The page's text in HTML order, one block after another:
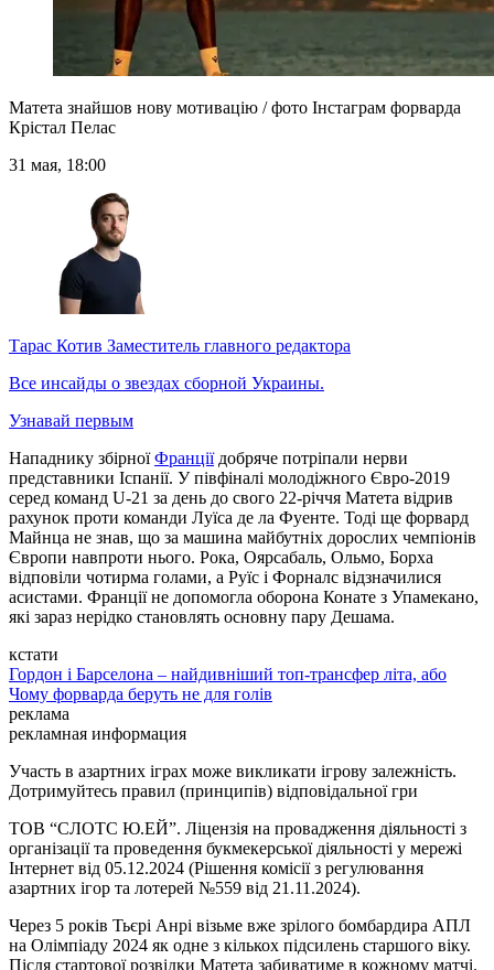
Матета знайшов нову мотивацію / фото Інстаграм форварда
Крістал Пелас
31 мая, 18:00
Тарас Котив Заместитель главного редактора
Все инсайды о звездах сборной Украины.
Узнавай первым
Нападнику збірноїФранціїдобряче потріпали нерви
представники Іспанії. У півфіналі молодіжного Євро-2019
серед команд U-21 за день до свого 22-річчя Матета відрив
рахунок проти команди Луїса де ла Фуенте. Тоді ще форвард
Майнца не знав, що за машина майбутніх дорослих чемпіонів
Європи навпроти нього. Рока, Оярсабаль, Ольмо, Борха
відповіли чотирма голами, а Руїс і Форналс відзначилися
асистами. Франції не допомогла оборона Конате з Упамекано,
які зараз нерідко становлять основну пару Дешама.
кстати
Гордон і Барселона – найдивніший топ-трансфер літа, або
Чому форварда беруть не для голів
реклама
рекламная информация
Участь в азартних іграх може викликати ігрову залежність.
Дотримуйтесь правил (принципів) відповідальної гри
ТОВ “СЛОТС Ю.ЕЙ”. Ліцензія на провадження діяльності з
організації та проведення букмекерської діяльності у мережі
Інтернет від 05.12.2024 (Рішення комісії з регулювання
азартних ігор та лотерей №559 від 21.11.2024).
Через 5 років Тьєрі Анрі візьме вже зрілого бомбардира АПЛ
на Олімпіаду 2024 як одне з кількох підсилень старшого віку.
Після стартової розвідки Матета забиватиме в кожному матчі.